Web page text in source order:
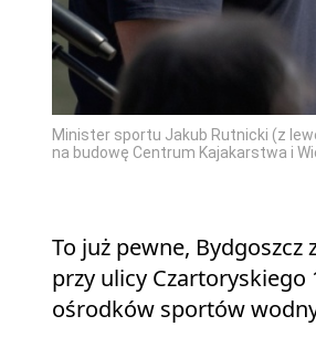
Minister sportu Jakub Rutnicki (z
na budowę Centrum Kajakarstwa i
To już pewne,
przy ulicy
ośrodków sportów